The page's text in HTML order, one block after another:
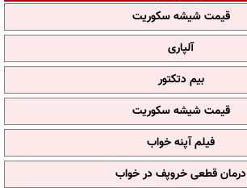
قیمت شیشه سکوریت
آلپاری
بیم دتکتور
قیمت شیشه سکوریت
فیلم آپنه خواب
درمان قطعی خروپف در خواب